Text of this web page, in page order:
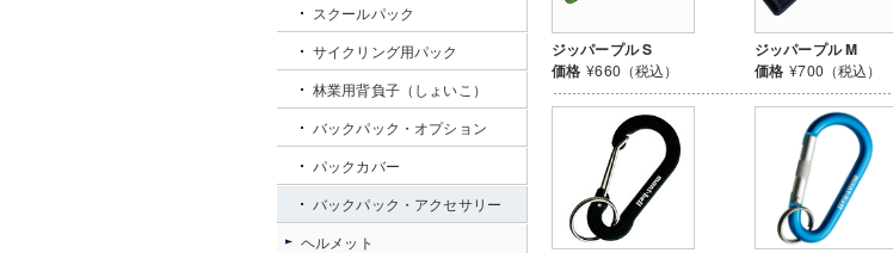
ジッパープル S
価格 ¥660（税込）
ジッパープル M
価格 ¥700（税込）
スクールパック
サイクリング用パック
林業用背負子（しょいこ）
バックパック・オプション
パックカバー
バックパック・アクセサリー
ヘルメット